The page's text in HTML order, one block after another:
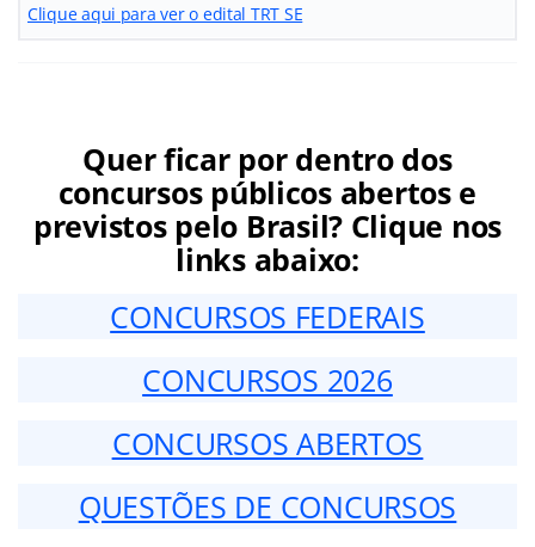
Clique aqui para ver o edital TRT SE
Quer ficar por dentro dos
concursos públicos abertos e
previstos pelo Brasil? Clique nos
links abaixo:
CONCURSOS FEDERAIS
CONCURSOS 2026
CONCURSOS ABERTOS
QUESTÕES DE CONCURSOS